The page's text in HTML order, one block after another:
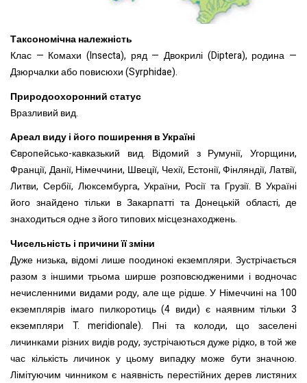
Таксономічна належність
Клас — Комахи (Insecta), ряд — Двокрилі (Diptera), родина —
Дзюрчалки або повисюхи (Syrphidae).
Природоохоронний статус
Вразливий вид.
Ареал виду і його поширення в Україні
Європейсько-кавказький вид. Відомий з Румунії, Угорщини,
Франції, Данії, Німеччини, Швеції, Чехії, Естонії, Фінляндії, Латвії,
Литви, Сербії, Люксембурга, України, Росії та Грузії. В Україні
його знайдено тільки в Закарпатті та Донецькій області, де
знаходиться одне з його типових місцезнаходжень.
Чисельність і причини її зміни
Дуже низька, відомі лише поодинокі екземпляри. Зустрічається
разом з іншими трьома ширше розповсюдженими і водночас
нечисленними видами роду, але ще рідше. У Німеччині на 100
екземплярів імаго пилкоротиць (4 види) є наявним тільки 3
екземпляри T. meridionale). Пні та колоди, що заселені
личинками різних видів роду, зустрічаються дуже рідко, в той же
час кількість личинок у цьому випадку може бути значною.
Лімітуючим чинником є наявність перестійних дерев листяних